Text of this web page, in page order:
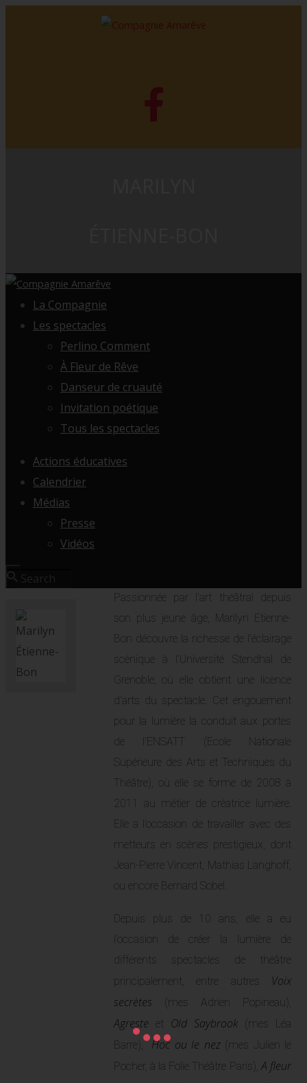
La Compagnie
Les spectacles
Perlino Comment
À Fleur de Rêve
Danseur de cruauté
Invitation poétique
Tous les spectacles
Actions éducatives
Calendrier
Médias
Presse
Vidéos
Passionnée par l’art théâtral depuis
son plus jeune âge, Marilyn Etienne-
Bon découvre la richesse de l’éclairage
scénique à l’Université Stendhal de
Grenoble, où elle obtient une licence
d’arts du spectacle. Cet engouement
pour la lumière la conduit aux portes
de l’ENSATT (Ecole Nationale
Supérieure des Arts et Techniques du
Théâtre), où elle se forme de 2008 à
2011 au métier de créatrice lumière.
Elle a l’occasion de travailler avec des
metteurs en scènes prestigieux, dont
Jean-Pierre Vincent, Mathias Langhoff,
ou encore Bernard Sobel.
Depuis plus de 10 ans, elle a eu
l’occasion de créer la lumière de
différents spectacles de théâtre
principalement, entre autres
Voix
secrètes (mes Adrien Popineau),
Agreste et Old Saybrook(mes Léa
Barre), Hoc ou le nez(mes Julien le
Pocher, à la Folie Théâtre Paris),A fleur